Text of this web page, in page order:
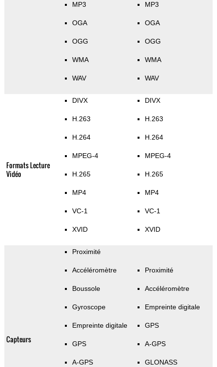
MP3
OGA
OGG
WMA
WAV
MP3
OGA
OGG
WMA
WAV
Formats Lecture
Vidéo
DIVX
H.263
H.264
MPEG-4
H.265
MP4
VC-1
XVID
DIVX
H.263
H.264
MPEG-4
H.265
MP4
VC-1
XVID
Capteurs
Proximité
Accéléromètre
Boussole
Gyroscope
Empreinte digitale
GPS
A-GPS
Proximité
Accéléromètre
Empreinte digitale
GPS
A-GPS
GLONASS